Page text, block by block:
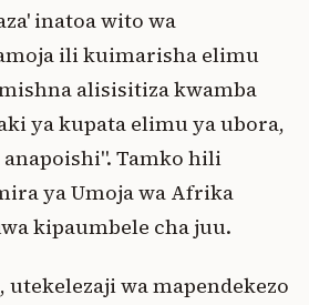
inatoa wito wa
ili kuimarisha elimu
alisisitiza kwamba
ya kupata elimu ya ubora,
Tamko hili
ya Umoja wa Afrika
kipaumbele cha juu.
utekelezaji wa mapendekezo